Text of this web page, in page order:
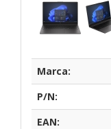
Marca:
P/N:
EAN: